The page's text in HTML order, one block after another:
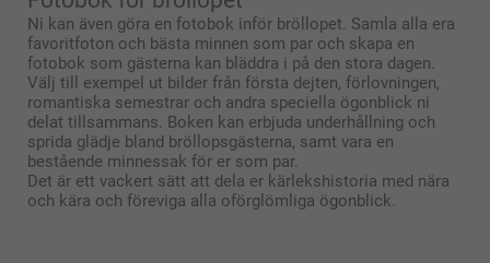
Ni kan även göra en fotobok inför bröllopet. Samla alla era
favoritfoton och bästa minnen som par och skapa en
fotobok som gästerna kan bläddra i på den stora dagen.
Välj till exempel ut bilder från första dejten, förlovningen,
romantiska semestrar och andra speciella ögonblick ni
delat tillsammans. Boken kan erbjuda underhållning och
sprida glädje bland bröllopsgästerna, samt vara en
bestående minnessak för er som par.
Det är ett vackert sätt att dela er kärlekshistoria med nära
och kära och föreviga alla oförglömliga ögonblick.